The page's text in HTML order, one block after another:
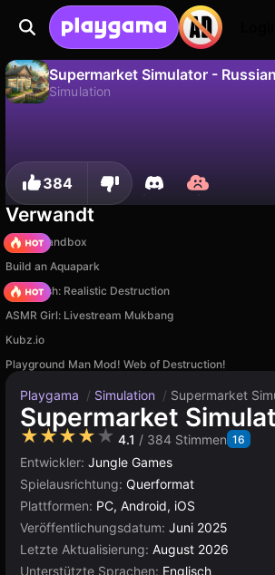
Supermarket Simulator -
Simulation
384
Verwandt
Melon Sandbox
Build an Aquapark
Car Crush: Realistic Destruction
ASMR Girl: Livestream Mukbang
Kubz.io
Playground Man Mod! Web of Destruction!
Playgama / Simulation / Supermarket
Supermarket
★★★★★ 4.1 / 384 Stimmen 16
Entwickler: Jungle Games
Spielausrichtung: Querformat
Plattformen: PC, Android, iOS
Veröffentlichungsdatum: Juni 2025
Letzte Aktualisierung: August 2026
Unterstützte Sprachen: Englisch